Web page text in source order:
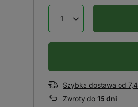
Szybka dostawa od
Zwroty do 15 dni